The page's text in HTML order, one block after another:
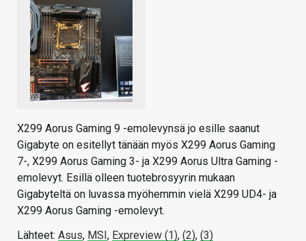
X299 Aorus Gaming 9 -emolevynsä jo esille saanut
Gigabyte on esitellyt tänään myös X299 Aorus Gaming
7-, X299 Aorus Gaming 3- ja X299 Aorus Ultra Gaming -
emolevyt. Esillä olleen tuotebrosyyrin mukaan
Gigabyteltä on luvassa myöhemmin vielä X299 UD4- ja
X299 Aorus Gaming -emolevyt.
Lähteet: Asus, MSI , Expreview (1), (2), (3)